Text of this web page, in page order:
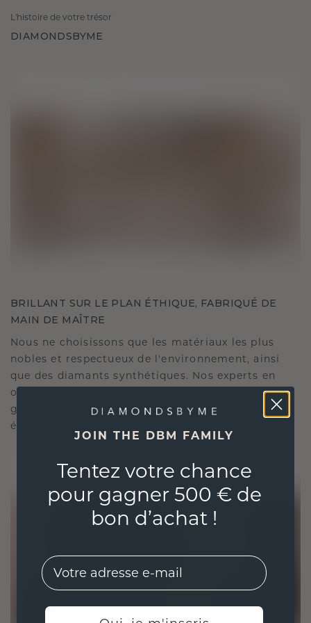
L'histoire de votre trésor
DIAMONDSBYME
BRILLANT SUR LE PLAN ÉTHIQUE, FABRIQUÉ DE
MAIN DE MAÎTRE
Nous ne choisissons que les matériaux les plus
nobles et respectueux de l'environnement, ainsi
que des diamants synthétiques. Nos experts en
orfèvrerie allient durabilité et savoir-faire inégalé,
garantissant ainsi que vos bijoux sont aussi
éthiques qu'exquis.
JOIN THE DBM FAMILY
Tentez votre chance
pour gagner 500 € de
bon d’achat !
EMail